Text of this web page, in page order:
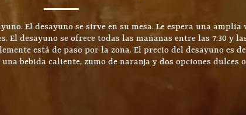
El desayuno se sirve en su mesa. Le espera una
desayuno se ofrece todas las mañanas entre las 7:30 y
está de paso por la zona. El precio del desayuno es
bebida caliente, zumo de naranja y dos opciones dulces